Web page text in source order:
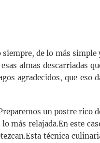
de lo más simple
almas descarriadas
agradecidos, que eso
un postre rico
más relajada.En este
técnica